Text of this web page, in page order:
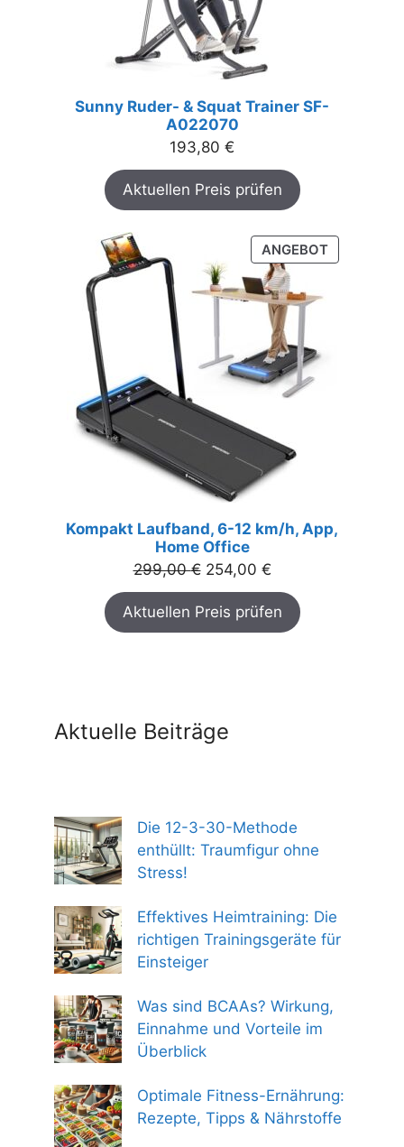
Sunny Ruder- & Squat Trainer SF-
A022070
193,80 €
Aktuellen Preis prüfen
ANGEBOTPRODUKT
IM
Kompakt Laufband, 6-12 km/h, App,
Home Office
299,00€ Ursprünglicher
Preis
war:
299,00 €
254,00 €Aktueller
Preis
ist:
254,00 €.
Aktuellen Preis prüfen
Aktuelle Beiträge
Die 12-3-30-Methode
enthüllt: Traumfigur ohne
Stress!
Effektives Heimtraining: Die
richtigen Trainingsgeräte für
Einsteiger
Was sind BCAAs? Wirkung,
Einnahme und Vorteile im
Überblick
Optimale Fitness-Ernährung:
Rezepte, Tipps & Nährstoffe